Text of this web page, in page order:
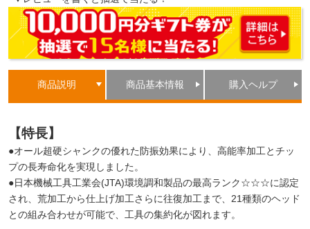
商品説明 商品基本情報 購入ヘルプ
【特長】
●オール超硬シャンクの優れた防振効果により、高能率加工とチッ
プの長寿命化を実現しました。
●日本機械工具工業会(JTA)環境調和製品の最高ランク☆☆☆に認定
され、荒加工から仕上げ加工さらに往復加工まで、21種類のヘッド
との組み合わせが可能で、工具の集約化が図れます。